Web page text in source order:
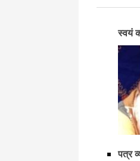
स्वयं
पत्र